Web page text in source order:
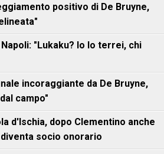
positivo di De Bruyne,
"Lukaku? Io lo terrei, chi
incoraggiante da De Bruyne,
campo"
d'Ischia, dopo Clementino anche
socio onorario